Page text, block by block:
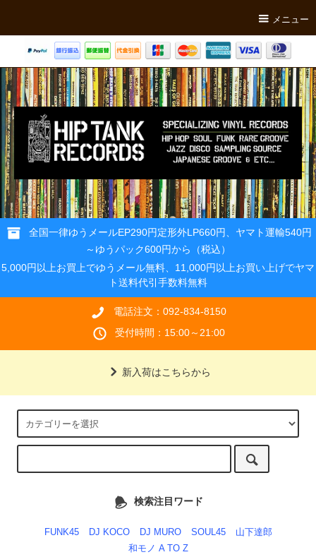
メニュー
全国一律ゆうメールEP290円定形外LP660円、ヤマト運輸540円
～ゆうパック600円から（税込）
5,000円以上お買上でゆうメール無料、11,000円以上お買い上げでヤマ
ト送料代引手数料無料
電話注文：092-834-8150
受付時間：15:00～21:00
新入荷はこちらから
検索注目ワード
FUNK45 DJ KOCO DJ MURO SOUL45
山下達郎
和モノ A TO Z